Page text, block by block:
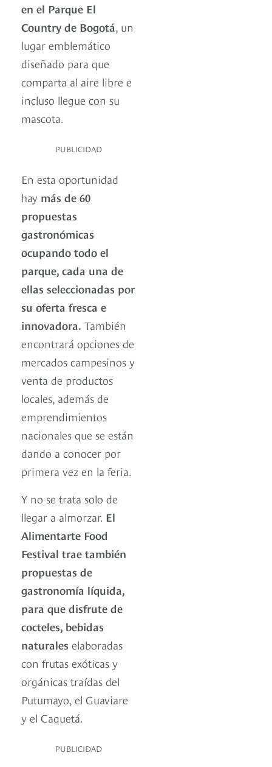
en el Parque El
Country de Bogotá, un
lugar emblemático
diseñado para que
comparta al aire libre e
incluso llegue con su
mascota.
PUBLICIDAD
En esta oportunidad
hay más de 60
propuestas
gastronómicas
ocupando todo el
parque, cada una de
ellas seleccionadas por
su oferta fresca e
innovadora. También
encontrará opciones de
mercados campesinos y
venta de productos
locales, además de
emprendimientos
nacionales que se están
dando a conocer por
primera vez en la feria.
Y no se trata solo de
llegar a almorzar. El
Alimentarte Food
Festival trae también
propuestas de
gastronomía líquida,
para que disfrute de
cocteles, bebidas
naturales elaboradas
con frutas exóticas y
orgánicas traídas del
Putumayo, el Guaviare
y el Caquetá.
PUBLICIDAD